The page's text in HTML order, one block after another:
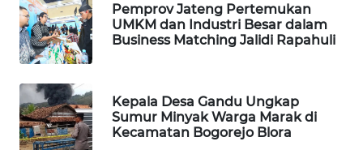
Pemprov Jateng Pertemukan
UMKM dan Industri Besar dalam
Business Matching Jalidi Rapahuli
Kepala Desa Gandu Ungkap
Sumur Minyak Warga Marak di
Kecamatan Bogorejo Blora
WAHANA
TRAVEL
WAHANA
TV
WAHANANEWS